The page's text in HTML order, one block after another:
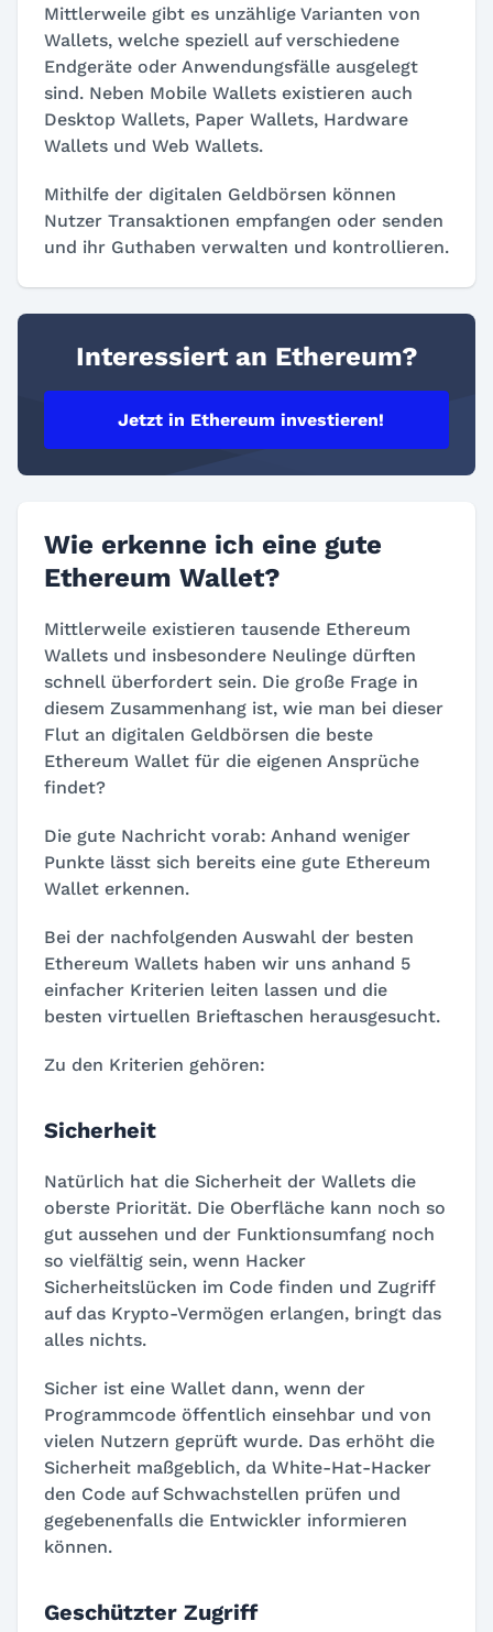
Mittlerweile gibt es unzählige Varianten von
Wallets, welche speziell auf verschiedene
Endgeräte oder Anwendungsfälle ausgelegt
sind. Neben Mobile Wallets existieren auch
Desktop Wallets, Paper Wallets, Hardware
Wallets und Web Wallets.
Mithilfe der digitalen Geldbörsen können
Nutzer Transaktionen empfangen oder senden
und ihr Guthaben verwalten und kontrollieren.
Interessiert an Ethereum?
Jetzt in Ethereum investieren!
Wie erkenne ich eine gute
Ethereum Wallet?
Mittlerweile existieren tausende Ethereum
Wallets und insbesondere Neulinge dürften
schnell überfordert sein. Die große Frage in
diesem Zusammenhang ist, wie man bei dieser
Flut an digitalen Geldbörsen die beste
Ethereum Wallet für die eigenen Ansprüche
findet?
Die gute Nachricht vorab: Anhand weniger
Punkte lässt sich bereits eine gute Ethereum
Wallet erkennen.
Bei der nachfolgenden Auswahl der besten
Ethereum Wallets haben wir uns anhand 5
einfacher Kriterien leiten lassen und die
besten virtuellen Brieftaschen herausgesucht.
Zu den Kriterien gehören:
Sicherheit
Natürlich hat die Sicherheit der Wallets die
oberste Priorität. Die Oberfläche kann noch so
gut aussehen und der Funktionsumfang noch
so vielfältig sein, wenn Hacker
Sicherheitslücken im Code finden und Zugriff
auf das Krypto-Vermögen erlangen, bringt das
alles nichts.
Sicher ist eine Wallet dann, wenn der
Programmcode öffentlich einsehbar und von
vielen Nutzern geprüft wurde. Das erhöht die
Sicherheit maßgeblich, da White-Hat-Hacker
den Code auf Schwachstellen prüfen und
gegebenenfalls die Entwickler informieren
können.
Geschützter Zugriff